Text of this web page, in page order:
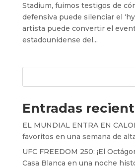
Stadium, fuimos testigos de
defensiva puede silenciar el
artista puede convertir el
estadounidense del...
Entradas
EL MUNDIAL ENTRA EN
favoritos en una semana de
UFC FREEDOM 250: ¡El
Casa Blanca en una noche